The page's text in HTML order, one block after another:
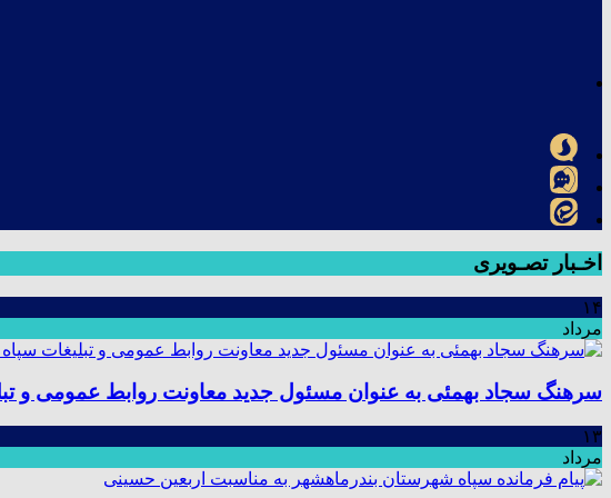
اخـبار تصـویری
۱۴
مرداد
سرهنگ سجاد بهمئی به عنوان مسئول جدید معاونت روابط عمومی و
۱۳
مرداد